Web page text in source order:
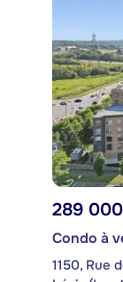
289
Condo à
1150, Rue